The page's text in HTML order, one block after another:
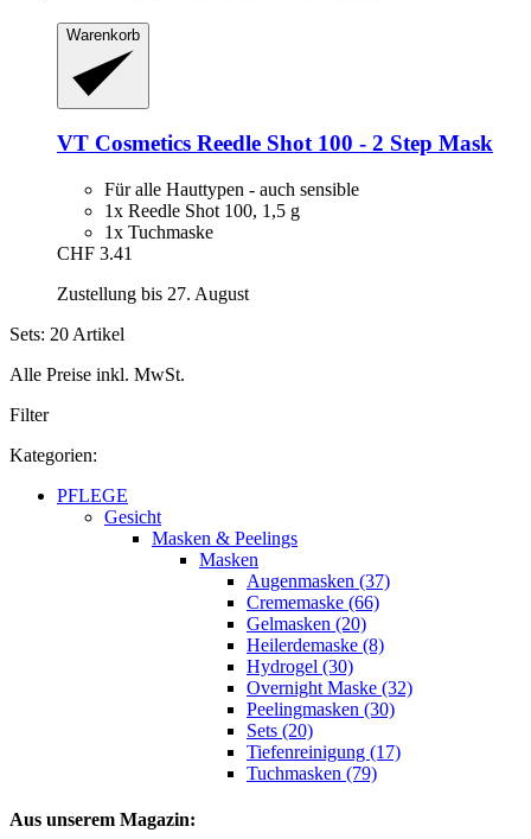
Warenkorb
VT Cosmetics Reedle Shot 100 -​ 2 Step Mask
Für alle Hauttypen - auch sensible
1x Reedle Shot 100, 1,5 g
1x Tuchmaske
CHF 3.41
Zustellung bis 27. August
Sets: 20 Artikel
Alle Preise inkl. MwSt.
Filter
Kategorien:
PFLEGE
Gesicht
Masken & Peelings
Masken
Augenmasken (37)
Crememaske (66)
Gelmasken (20)
Heilerdemaske (8)
Hydrogel (30)
Overnight Maske (32)
Peelingmasken (30)
Sets (20)
Tiefenreinigung (17)
Tuchmasken (79)
Aus unserem Magazin: